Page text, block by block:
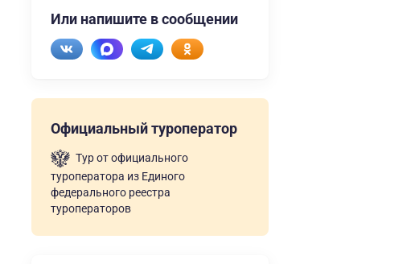
Или напишите в сообщении
Официальный туроператор
Тур от официального
туроператора из Единого
федерального реестра
туроператоров